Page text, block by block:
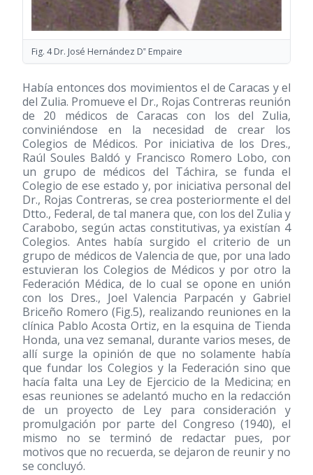
Fig. 4 Dr. José Hernández D‟ Empaire
Había entonces dos movimientos el de Caracas y el
del Zulia. Promueve el Dr., Rojas Contreras reunión
de 20 médicos de Caracas con los del Zulia,
conviniéndose en la necesidad de crear los
Colegios de Médicos. Por iniciativa de los Dres.,
Raúl Soules Baldó y Francisco Romero Lobo, con
un grupo de médicos del Táchira, se funda el
Colegio de ese estado y, por iniciativa personal del
Dr., Rojas Contreras, se crea posteriormente el del
Dtto., Federal, de tal manera que, con los del Zulia y
Carabobo, según actas constitutivas, ya existían 4
Colegios. Antes había surgido el criterio de un
grupo de médicos de Valencia de que, por una lado
estuvieran los Colegios de Médicos y por otro la
Federación Médica, de lo cual se opone en unión
con los Dres., Joel Valencia Parpacén y Gabriel
Briceño Romero (Fig.5), realizando reuniones en la
clínica Pablo Acosta Ortiz, en la esquina de Tienda
Honda, una vez semanal, durante varios meses, de
allí surge la opinión de que no solamente había
que fundar los Colegios y la Federación sino que
hacía falta una Ley de Ejercicio de la Medicina; en
esas reuniones se adelantó mucho en la redacción
de un proyecto de Ley para consideración y
promulgación por parte del Congreso(1940), el
mismo no se terminó de redactar pues, por
motivos que no recuerda, se dejaron de reunir y no
se concluyó.